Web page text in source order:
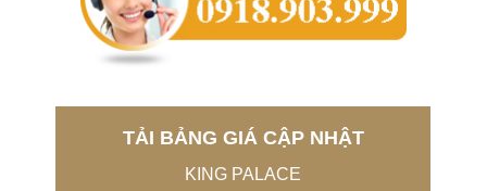
TẢI BẢNG GIÁ CẬP NHẬT
KING PALACE